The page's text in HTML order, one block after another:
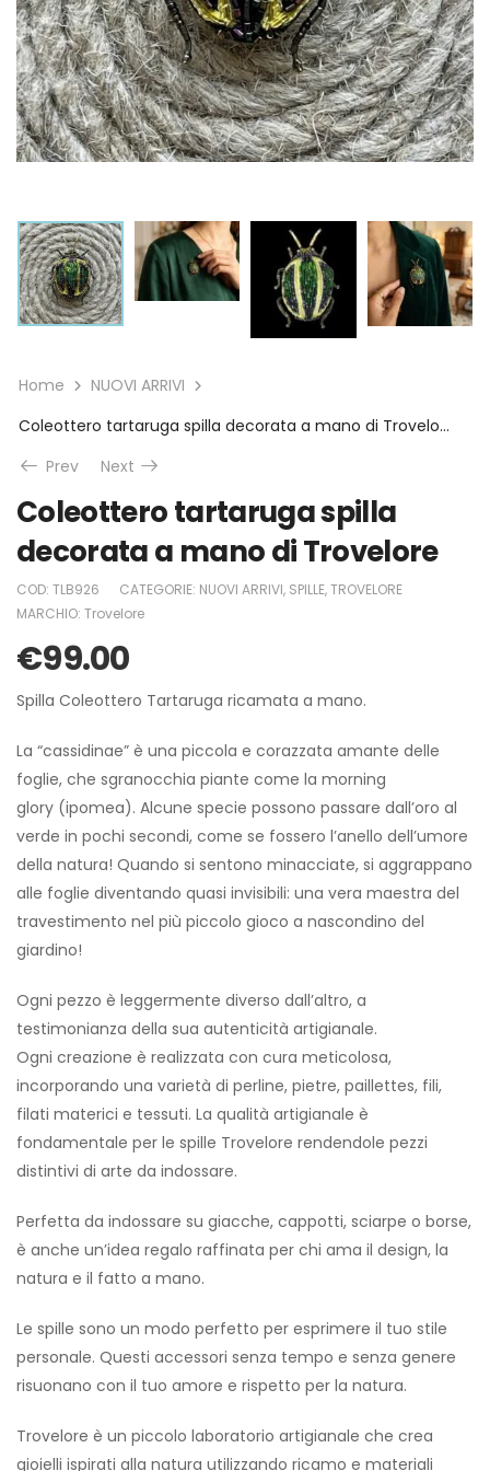
Home
NUOVI ARRIVI
Coleottero tartaruga spilla decorata a mano di Trovelore
Prev
Next
Coleottero tartaruga spilla
decorata a mano di Trovelore
COD: TLB926 CATEGORIE: NUOVI ARRIVI, SPILLE,TROVELORE
MARCHIO: Trovelore
€99.00
Spilla Coleottero Tartaruga ricamata a mano.
La “cassidinae” è una piccola e corazzata amante delle
foglie, che sgranocchia piante come la morning
glory (ipomea). Alcune specie possono passare dall’oro al
verde in pochi secondi, come se fossero l’anello dell’umore
della natura! Quando si sentono minacciate, si aggrappano
alle foglie diventando quasi invisibili: una vera maestra del
travestimento nel più piccolo gioco a nascondino del
giardino!
Ogni pezzo è leggermente diverso dall’altro, a
testimonianza della sua autenticità artigianale.
Ogni creazione è realizzata con cura meticolosa,
incorporando una varietà di perline, pietre, paillettes, fili,
filati materici e tessuti. La qualità artigianale è
fondamentale per le spille Trovelore rendendole pezzi
distintivi di arte da indossare.
Perfetta da indossare su giacche, cappotti, sciarpe o borse,
è anche un’idea regalo raffinata per chi ama il design, la
natura e il fatto a mano.
Le spille sono un modo perfetto per esprimere il tuo stile
personale. Questi accessori senza tempo e senza genere
risuonano con il tuo amore e rispetto per la natura.
Trovelore è un piccolo laboratorio artigianale che crea
gioielli ispirati alla natura utilizzando ricamo e materiali